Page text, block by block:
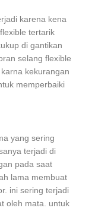
karena kena
tertarik
di gantikan
selang flexible
kekurangan
memperbaiki
yang sering
terjadi di
pada saat
lama membuat
ini sering terjadi
oleh mata. untuk